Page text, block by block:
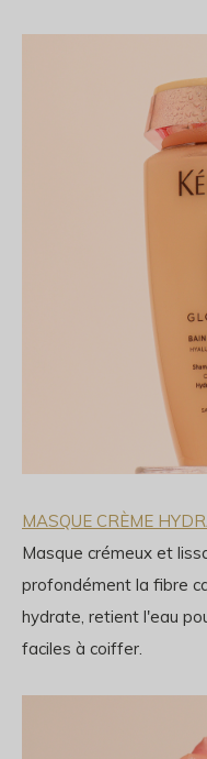
MASQUE CRÈME
Masque crémeux et
profondément la fibre
hydrate, retient l'eau
faciles à coiffer.